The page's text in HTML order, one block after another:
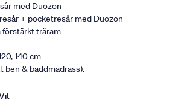
med Duozon
+ pocketresår med Duozon
förstärkt träram
140 cm
ben & bäddmadrass).